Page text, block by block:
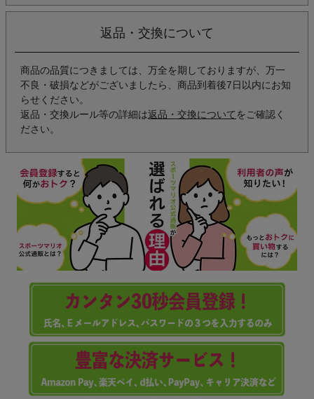
返品・交換について
商品の品質につきましては、万全を期しておりますが、万一
不良・破損などがございましたら、商品到着後7日以内にお知
らせください。
返品・交換ルール等の詳細は返品・交換について をご確認く
ださい。